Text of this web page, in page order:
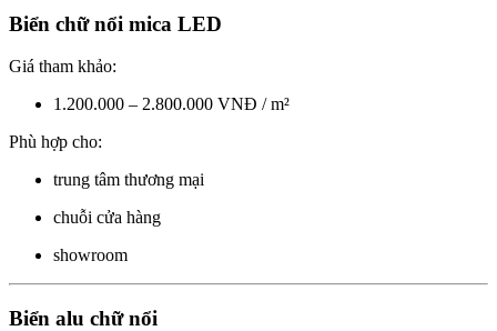
Biển chữ nổi mica LED
Giá tham khảo:
1.200.000 – 2.800.000 VNĐ / m²
Phù hợp cho:
trung tâm thương mại
chuỗi cửa hàng
showroom
Biển alu chữ nổi